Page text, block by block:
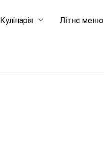
Кулінарія Літнє меню